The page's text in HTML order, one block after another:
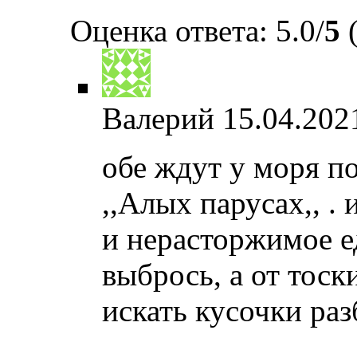
Оценка ответа: 5.0/5
Валерий
обе ждут у моря
,,Алых парусах,, .
и нерасторжимое
выбрось, а от
искать кусочки